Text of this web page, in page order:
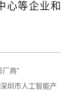
心等企业和
商”
圳市人工智能产